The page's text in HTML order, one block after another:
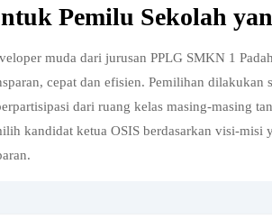
Pemilu Sekolah
muda dari jurusan PPLG SMKN 1
cepat dan efisien. Pemilihan dilakukan
dari ruang kelas masing-masing
kandidat ketua OSIS berdasarkan visi-